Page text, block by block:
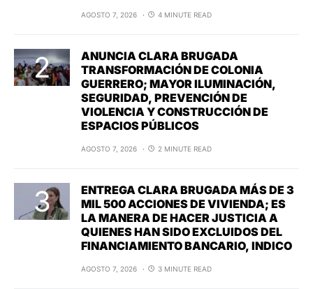
AGOSTO 7, 2026 4 MINUTE READ
ANUNCIA CLARA BRUGADA
TRANSFORMACIÓN DE COLONIA
GUERRERO; MAYOR ILUMINACIÓN,
SEGURIDAD, PREVENCIÓN DE
VIOLENCIA Y CONSTRUCCIÓN DE
ESPACIOS PÚBLICOS
AGOSTO 7, 2026 2 MINUTE READ
ENTREGA CLARA BRUGADA MÁS DE 3
MIL 500 ACCIONES DE VIVIENDA; ES
LA MANERA DE HACER JUSTICIA A
QUIENES HAN SIDO EXCLUIDOS DEL
FINANCIAMIENTO BANCARIO, INDICO
AGOSTO 7, 2026 3 MINUTE READ